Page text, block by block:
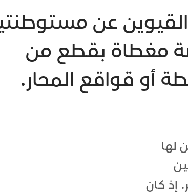
عن
مغطاة بقطع من
أو قواقع المحار.
لها
إذ كان